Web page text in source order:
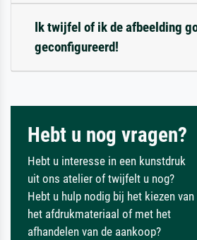
Ik twijfel of ik de afbeelding
geconfigureerd!
Hebt u nog vragen?
Hebt u interesse in een kunstdruk
uit ons atelier of twijfelt u nog?
Hebt u hulp nodig bij het kiezen van
het afdrukmateriaal of met het
afhandelen van de aankoop?